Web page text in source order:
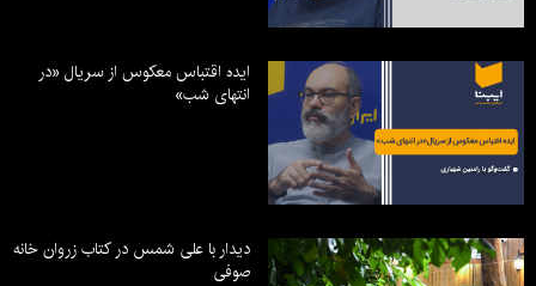
ایده اقتباس معکوس از سریال «در
انتهای شب»
دیدار با علی شمس در کتاب زروان خانه
صوفی